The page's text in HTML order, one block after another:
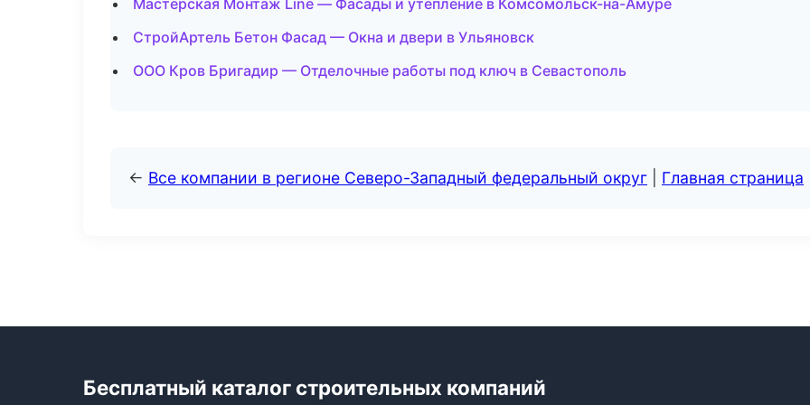
Мастерская Монтаж Line — Фасады и утепление в Комсомольск-на-Амуре
СтройАртель Бетон Фасад — Окна и двери в Ульяновск
ООО Кров Бригадир — Отделочные работы под ключ в Севастополь
← Все компании в регионе Северо-Западный федеральный округ Главная страница
Бесплатный каталог строительных компаний